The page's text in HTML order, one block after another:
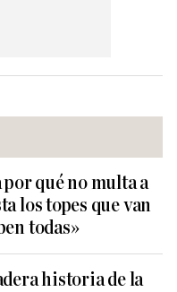
qué no multa a
los topes que van
todas»
historia de la